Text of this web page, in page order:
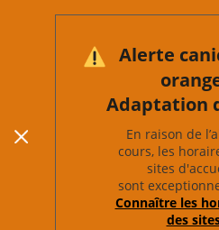
Alerte
Adaptation
En raison de
cours, les
sites
sont
Connaître les
des